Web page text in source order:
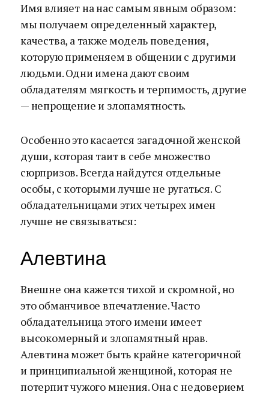
Имя влияет на нас самым явным образом:
мы получаем определенный характер,
качества, а также модель поведения,
которую применяем в общении с другими
людьми. Одни имена дают своим
обладателям мягкость и терпимость, другие
— непрощение и злопамятность.
Особенно это касается загадочной женской
души, которая таит в себе множество
сюрпризов. Всегда найдутся отдельные
особы, с которыми лучше не ругаться. С
обладательницами этих четырех имен
лучше не связываться:
Алевтина
Внешне она кажется тихой и скромной, но
это обманчивое впечатление. Часто
обладательница этого имени имеет
высокомерный и злопамятный нрав.
Алевтина может быть крайне категоричной
и принципиальной женщиной, которая не
потерпит чужого мнения. Она с недоверием